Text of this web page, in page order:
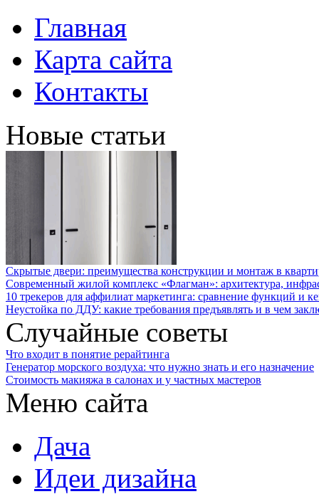
Главная
Карта сайта
Контакты
Новые статьи
Скрытые двери: преимущества конструкции и монтаж в
Современный жилой комплекс «Флагман»: архитектура,
10 трекеров для аффилиат маркетинга: сравнение функций и
Неустойка по ДДУ: какие требования предъявлять и в чем
Случайные советы
Что входит в понятие рерайтинга
Генератор морского воздуха: что нужно знать и его назначение
Стоимость макияжа в салонах и у частных мастеров
Меню сайта
Дача
Идеи дизайна